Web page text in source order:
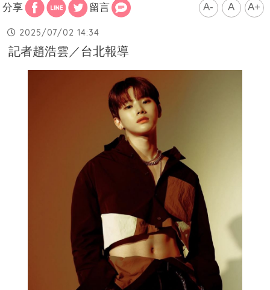
分享 留言 A- A A+
2025/07/02 14:34
記者趙浩雲／台北報導